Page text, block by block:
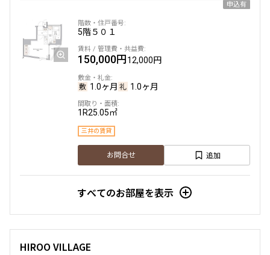
申込有
5階５０１
150,000円12,000円
1.0ヶ月 1.0ヶ月
1R25.05㎡
三井の賃貸
お問合せ 追加
すべてのお部屋を表示
HIROO VILLAGE